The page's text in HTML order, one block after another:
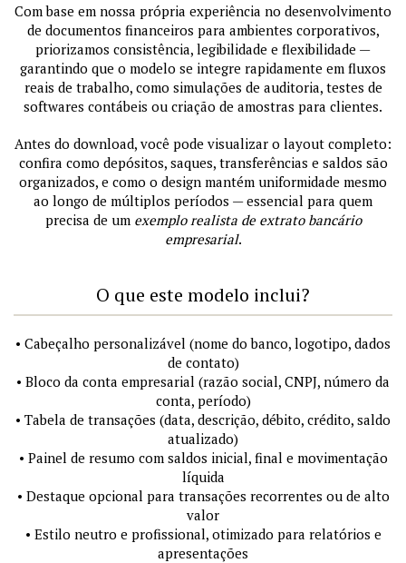
Com base em nossa própria experiência no desenvolvimento
de documentos financeiros para ambientes corporativos,
priorizamos consistência, legibilidade e flexibilidade —
garantindo que o modelo se integre rapidamente em fluxos
reais de trabalho, como simulações de auditoria, testes de
softwares contábeis ou criação de amostras para clientes.
Antes do download, você pode visualizar o layout completo:
confira como depósitos, saques, transferências e saldos são
organizados, e como o design mantém uniformidade mesmo
ao longo de múltiplos períodos — essencial para quem
precisa de um exemplo realista de extrato bancário
empresarial.
O que este modelo inclui?
• Cabeçalho personalizável (nome do banco, logotipo, dados
de contato)
• Bloco da conta empresarial (razão social, CNPJ, número da
conta, período)
• Tabela de transações (data, descrição, débito, crédito, saldo
atualizado)
• Painel de resumo com saldos inicial, final e movimentação
líquida
• Destaque opcional para transações recorrentes ou de alto
valor
• Estilo neutro e profissional, otimizado para relatórios e
apresentações